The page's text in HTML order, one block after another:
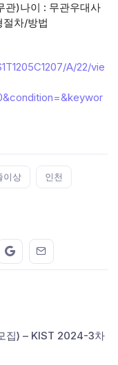
관)나이 : 무관우대사
차/방법
A/22/vie
이상 인천
on FaceBook
this on Twitter
Share this on GMail
Share this on
집) – KIST 2024-3차